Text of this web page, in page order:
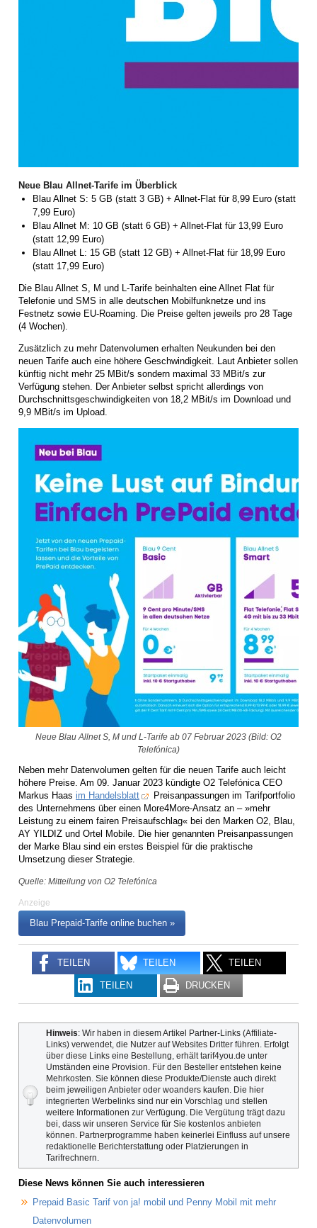
Neue Blau Allnet-Tarife im Überblick
Blau Allnet S: 5 GB (statt 3 GB) + Allnet-Flat für 8,99 Euro (statt
7,99 Euro)
Blau Allnet M: 10 GB (statt 6 GB) + Allnet-Flat für 13,99 Euro
(statt 12,99 Euro)
Blau Allnet L: 15 GB (statt 12 GB) + Allnet-Flat für 18,99 Euro
(statt 17,99 Euro)
Die Blau Allnet S, M und L-Tarife beinhalten eine Allnet Flat für
Telefonie und SMS in alle deutschen Mobilfunknetze und ins
Festnetz sowie EU-Roaming. Die Preise gelten jeweils pro 28 Tage
(4 Wochen).
Zusätzlich zu mehr Datenvolumen erhalten Neukunden bei den
neuen Tarife auch eine höhere Geschwindigkeit. Laut Anbieter sollen
künftig nicht mehr 25 MBit/s sondern maximal 33 MBit/s zur
Verfügung stehen. Der Anbieter selbst spricht allerdings von
Durchschnittsgeschwindigkeiten von 18,2 MBit/s im Download und
9,9 MBit/s im Upload.
Neue Blau Allnet S, M und L-Tarife ab 07 Februar 2023 (Bild: O2
Telefónica)
Neben mehr Datenvolumen gelten für die neuen Tarife auch leicht
höhere Preise. Am 09. Januar 2023 kündigte O2 Telefónica CEO
Markus Haas im Handelsblatt
Preisanpassungen im Tarifportfolio
des Unternehmens über einen More4More-Ansatz an – »mehr
Leistung zu einem fairen Preisaufschlag« bei den Marken O2, Blau,
AY YILDIZ und Ortel Mobile. Die hier genannten Preisanpassungen
der Marke Blau sind ein erstes Beispiel für die praktische
Umsetzung dieser Strategie.
Quelle: Mitteilung von O2 Telefónica
Anzeige
Blau Prepaid-Tarife online buchen »
TEILEN TEILEN TEILEN
TEILEN DRUCKEN
Hinweis: Wir haben in diesem Artikel Partner-Links (Affiliate-
Links) verwendet, die Nutzer auf Websites Dritter führen. Erfolgt
über diese Links eine Bestellung, erhält tarif4you.de unter
Umständen eine Provision. Für den Besteller entstehen keine
Mehrkosten. Sie können diese Produkte/Dienste auch direkt
beim jeweiligen Anbieter oder woanders kaufen. Die hier
integrierten Werbelinks sind nur ein Vorschlag und stellen
weitere Informationen zur Verfügung. Die Vergütung trägt dazu
bei, dass wir unseren Service für Sie kostenlos anbieten
können. Partnerprogramme haben keinerlei Einfluss auf unsere
redaktionelle Berichterstattung oder Platzierungen in
Tarifrechnern.
Diese News können Sie auch interessieren
Prepaid Basic Tarif von ja! mobil und Penny Mobil mit mehr
Datenvolumen